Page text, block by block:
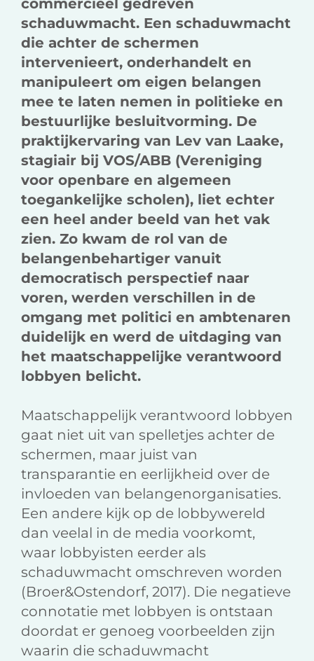
commercieel gedreven
schaduwmacht. Een schaduwmacht
die achter de schermen
intervenieert, onderhandelt en
manipuleert om eigen belangen
mee te laten nemen in politieke en
bestuurlijke besluitvorming. De
praktijkervaring van Lev van Laake,
stagiair bij VOS/ABB (Vereniging
voor openbare en algemeen
toegankelijke scholen), liet echter
een heel ander beeld van het vak
zien. Zo kwam de rol van de
belangenbehartiger vanuit
democratisch perspectief naar
voren, werden verschillen in de
omgang met politici en ambtenaren
duidelijk en werd de uitdaging van
het maatschappelijke verantwoord
lobbyen belicht.
Maatschappelijk verantwoord lobbyen
gaat niet uit van spelletjes achter de
schermen, maar juist van
transparantie en eerlijkheid over de
invloeden van belangenorganisaties.
Een andere kijk op de lobbywereld
dan veelal in de media voorkomt,
waar lobbyisten eerder als
schaduwmacht omschreven worden
(Broer&Ostendorf, 2017). Die negatieve
connotatie met lobbyen is ontstaan
doordat er genoeg voorbeelden zijn
waarin die schaduwmacht